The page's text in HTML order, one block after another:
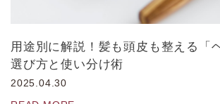
用途別に解説！髪も頭皮も整える「
選び方と使い分け術
2025.04.30